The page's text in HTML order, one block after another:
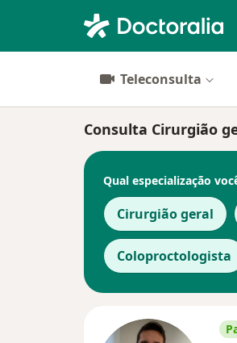
Teleconsulta
Consulta Cirurgião
Qual especialização
Cirurgião geral
Coloproctologista